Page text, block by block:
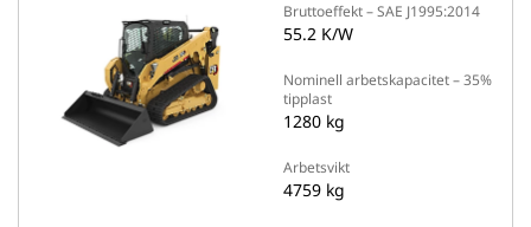
Bruttoeffekt – SAE J1995:2014
55.2 K/W
Nominell arbetskapacitet – 35%
tipplast
1280 kg
Arbetsvikt
4759 kg